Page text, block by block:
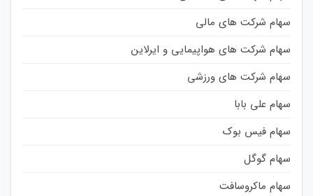
سهام شرکت های مالی
سهام شرکت های هواپیمایی و ایرلاین
سهام شرکت های ورزشی
سهام علی بابا
سهام فیس بوک
سهام گوگل
سهام ماکروسافت